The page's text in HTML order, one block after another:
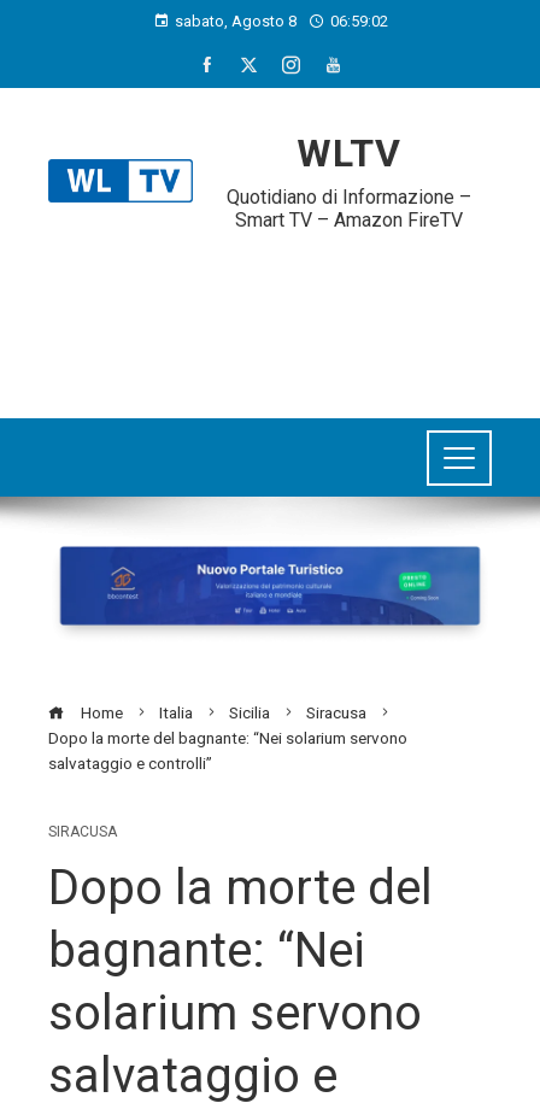
sabato, Agosto 8 06:59:03
WLTV
Quotidiano di Informazione –
Smart TV – Amazon FireTV
Home Italia Sicilia
Siracusa
Dopo la morte del bagnante: “Nei solarium servono
salvataggio e controlli”
SIRACUSA
Dopo la morte del
bagnante: “Nei
solarium servono
salvataggio e